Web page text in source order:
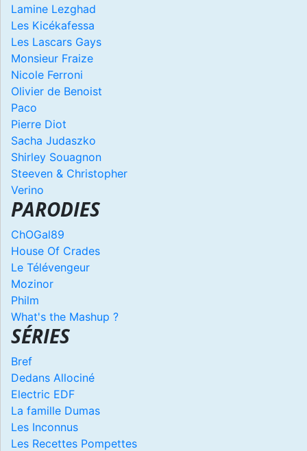
Lamine Lezghad
Les Kicékafessa
Les Lascars Gays
Monsieur Fraize
Nicole Ferroni
Olivier de Benoist
Paco
Pierre Diot
Sacha Judaszko
Shirley Souagnon
Steeven & Christopher
Verino
PARODIES
ChOGal89
House Of Crades
Le Télévengeur
Mozinor
Philm
What's the Mashup ?
SÉRIES
Bref
Dedans Allociné
Electric EDF
La famille Dumas
Les Inconnus
Les Recettes Pompettes